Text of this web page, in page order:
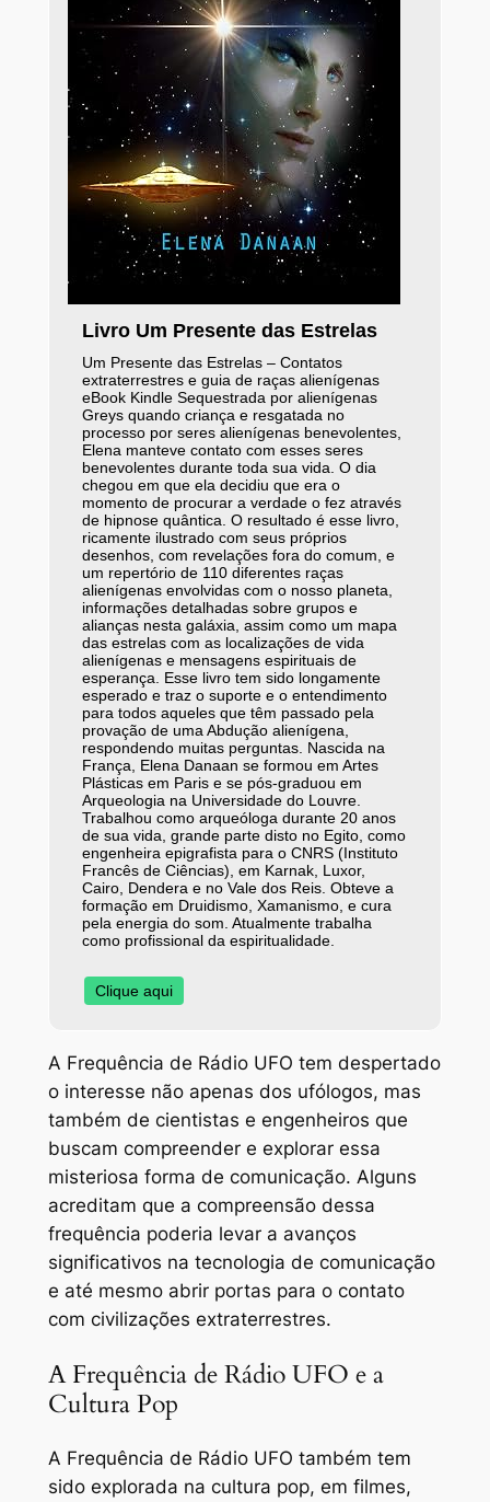
Livro Um Presente das Estrelas
Um Presente das Estrelas – Contatos
extraterrestres e guia de raças alienígenas
eBook Kindle Sequestrada por alienígenas
Greys quando criança e resgatada no
processo por seres alienígenas benevolentes,
Elena manteve contato com esses seres
benevolentes durante toda sua vida. O dia
chegou em que ela decidiu que era o
momento de procurar a verdade o fez através
de hipnose quântica. O resultado é esse livro,
ricamente ilustrado com seus próprios
desenhos, com revelações fora do comum, e
um repertório de 110 diferentes raças
alienígenas envolvidas com o nosso planeta,
informações detalhadas sobre grupos e
alianças nesta galáxia, assim como um mapa
das estrelas com as localizações de vida
alienígenas e mensagens espirituais de
esperança. Esse livro tem sido longamente
esperado e traz o suporte e o entendimento
para todos aqueles que têm passado pela
provação de uma Abdução alienígena,
respondendo muitas perguntas. Nascida na
França, Elena Danaan se formou em Artes
Plásticas em Paris e se pós-graduou em
Arqueologia na Universidade do Louvre.
Trabalhou como arqueóloga durante 20 anos
de sua vida, grande parte disto no Egito, como
engenheira epigrafista para o CNRS (Instituto
Francês de Ciências), em Karnak, Luxor,
Cairo, Dendera e no Vale dos Reis. Obteve a
formação em Druidismo, Xamanismo, e cura
pela energia do som. Atualmente trabalha
como profissional da espiritualidade.
Clique aqui
A Frequência de Rádio UFO tem despertado
o interesse não apenas dos ufólogos, mas
também de cientistas e engenheiros que
buscam compreender e explorar essa
misteriosa forma de comunicação. Alguns
acreditam que a compreensão dessa
frequência poderia levar a avanços
significativos na tecnologia de comunicação
e até mesmo abrir portas para o contato
com civilizações extraterrestres.
A Frequência de Rádio UFO e a
Cultura Pop
A Frequência de Rádio UFO também tem
sido explorada na cultura pop, em filmes,